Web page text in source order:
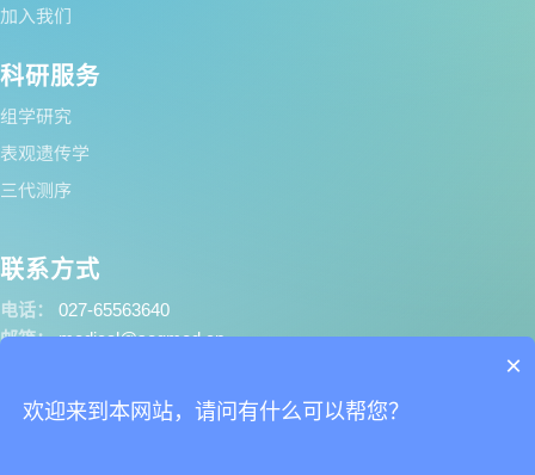
加入我们
科研服务
组学研究
表观遗传学
三代测序
联系方式
电话：
027-65563640
邮箱： medical@seqmed.cn
术开发区高新六路99号南山·光
谷自贸港D2栋
×
欢迎来到本网站，请问有什么可以帮您？